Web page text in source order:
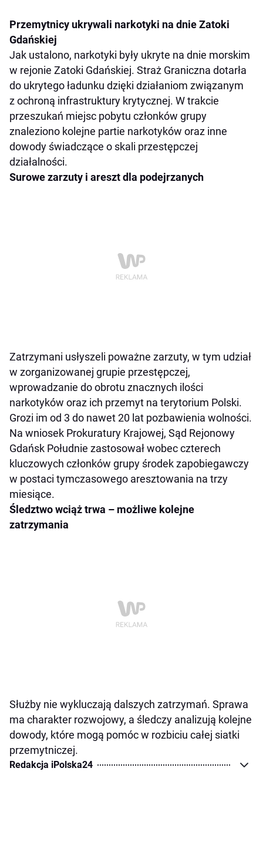
Przemytnicy ukrywali narkotyki na dnie Zatoki
Gdańskiej
Jak ustalono, narkotyki były ukryte na dnie morskim
w rejonie Zatoki Gdańskiej. Straż Graniczna dotarła
do ukrytego ładunku dzięki działaniom związanym
z ochroną infrastruktury krytycznej. W trakcie
przeszukań miejsc pobytu członków grupy
znaleziono kolejne partie narkotyków oraz inne
dowody świadczące o skali przestępczej
działalności.
Surowe zarzuty i areszt dla podejrzanych
Zatrzymani usłyszeli poważne zarzuty, w tym udział
w zorganizowanej grupie przestępczej,
wprowadzanie do obrotu znacznych ilości
narkotyków oraz ich przemyt na terytorium Polski.
Grozi im od 3 do nawet 20 lat pozbawienia wolności.
Na wniosek Prokuratury Krajowej, Sąd Rejonowy
Gdańsk Południe zastosował wobec czterech
kluczowych członków grupy środek zapobiegawczy
w postaci tymczasowego aresztowania na trzy
miesiące.
Śledztwo wciąż trwa – możliwe kolejne
zatrzymania
Służby nie wykluczają dalszych zatrzymań. Sprawa
ma charakter rozwojowy, a śledczy analizują kolejne
dowody, które mogą pomóc w rozbiciu całej siatki
przemytniczej.
Redakcja iPolska24